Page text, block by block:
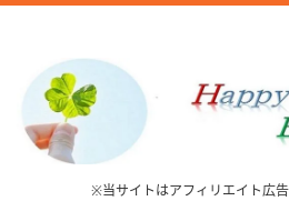
※当サイトはアフィリエイト広告